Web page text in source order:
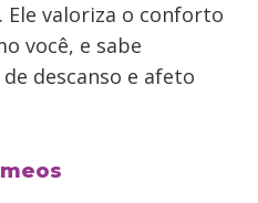
. Ele valoriza o conforto
você, e sabe
descanso e afeto